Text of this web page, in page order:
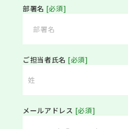
部署名 [必須]
ご担当者氏名 [必須]
メールアドレス [必須]